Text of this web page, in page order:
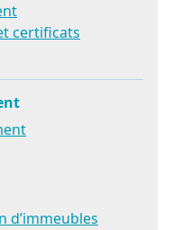
certificats
d’immeubles